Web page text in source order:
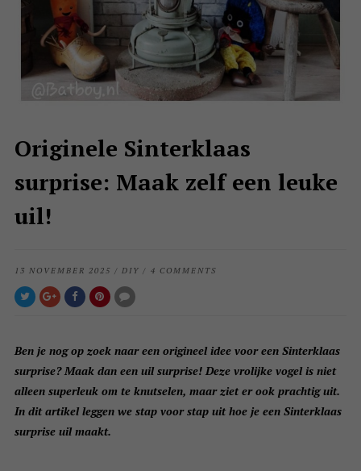
Originele Sinterklaas
surprise: Maak zelf een leuke
uil!
13 NOVEMBER 2025 / DIY / 4 COMMENTS
Ben je nog op zoek naar een origineel idee voor een Sinterklaas
surprise? Maak dan een uil surprise! Deze vrolijke vogel is niet
alleen superleuk om te knutselen, maar ziet er ook prachtig uit.
In dit artikel leggen we stap voor stap uit hoe je een Sinterklaas
surprise uil maakt.